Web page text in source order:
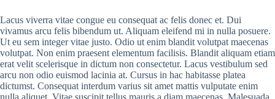
Lacus viverra vitae congue eu consequat ac felis donec et. Dui
vivamus arcu felis bibendum ut. Aliquam eleifend mi in nulla posuere.
Ut eu sem integer vitae justo. Odio ut enim blandit volutpat maecenas
volutpat. Non enim praesent elementum facilisis. Blandit aliquam etiam
erat velit scelerisque in dictum non consectetur. Lacus vestibulum sed
arcu non odio euismod lacinia at. Cursus in hac habitasse platea
dictumst. Consequat interdum varius sit amet mattis vulputate enim
nulla aliquet. Vitae suscipit tellus mauris a diam maecenas. Malesuada